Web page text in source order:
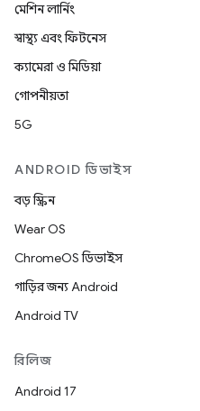
মেশিন লার্নিং
স্বাস্থ্য এবং ফিটনেস
ক্যামেরা ও মিডিয়া
গোপনীয়তা
5G
ANDROID ডিভাইস
বড় স্ক্রিন
Wear OS
ChromeOS ডিভাইস
গাড়ির জন্য Android
Android TV
রিলিজ
Android 17